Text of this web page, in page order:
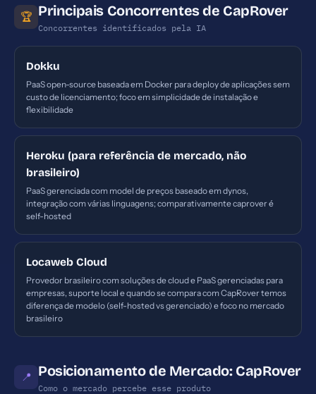
🏆 Principais Concorrentes de CapRover
Concorrentes identificados pela IA
Dokku
PaaS open-source baseada em Docker para deploy de aplicações sem
custo de licenciamento; foco em simplicidade de instalação e
flexibilidade
Heroku (para referência de mercado, não
brasileiro)
PaaS gerenciada com model de preços baseado em dynos,
integração com várias linguagens; comparativamente caprover é
self-hosted
Locaweb Cloud
Provedor brasileiro com soluções de cloud e PaaS gerenciadas para
empresas, suporte local e quando se compara com CapRover temos
diferença de modelo (self-hosted vs gerenciado) e foco no mercado
brasileiro
📍 Posicionamento de Mercado: CapRover
Como o mercado percebe esse produto